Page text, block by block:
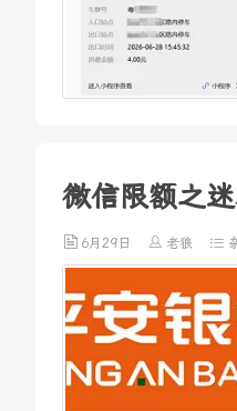
微信限额之
6月29日 老狼